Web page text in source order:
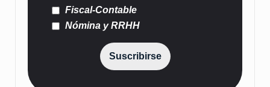
Fiscal-Contable
Nómina y RRHH
Suscribirse